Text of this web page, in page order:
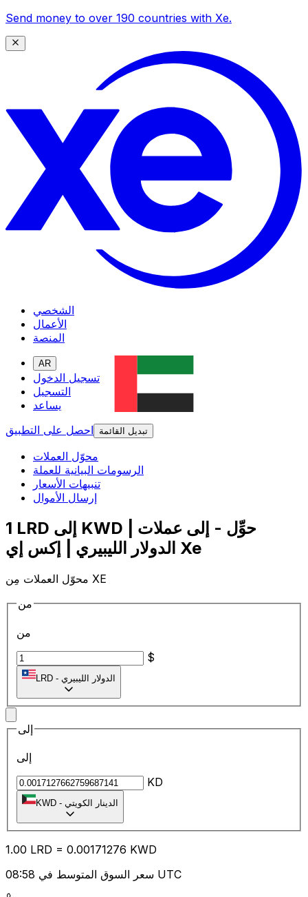
Send money to over 190 countries with Xe.
الشخصي
الأعمال
المنصة
AR
تسجيل الدخول
التسجيل
يساعد
احصل على التطبيق
تبديل القائمة
محوّل العملات
الرسومات البيانية للعملة
تنبيهات الأسعار
إرسال الأموال
1 LRD إلى KWD | حوِّل - إلى عملات
الدولار الليبيري | إكس إي Xe
محوّل العملات مِن XE
من
من
$
LRD - الدولار الليبيري
إلى
إلى
KD
KWD - الدينار الكويتي
1.00 LRD = 0.00171276 KWD
سعر السوق المتوسط في 08:58 UTC